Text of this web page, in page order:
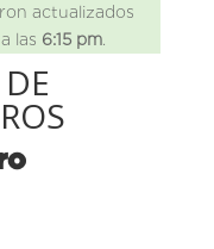
actualizados
las 6:15 pm.